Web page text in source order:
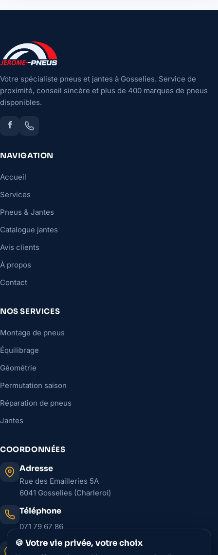
Votre spécialiste pneus et jantes à Gosselies. Service de
proximité, conseil sincère et plus de 400 marques de pneus
disponibles.
NAVIGATION
Accueil
Services
Pneus & Jantes
Catalogue jantes
Avis clients
À propos
Contact
NOS SERVICES
Montage de pneus
Équilibrage
Géométrie
Permutation saison
Réparation de pneus
Jantes
COORDONNÉES
Adresse
Rue des Emailleries 5A
6041 Gosselies (Charleroi)
Téléphone
071 79 67 86
WhatsApp
🍪 Votre vie privée, votre choix